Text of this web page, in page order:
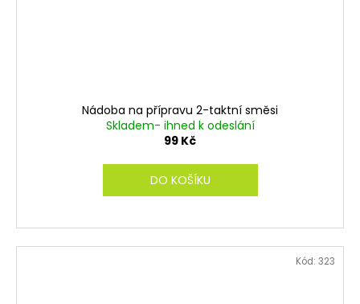
Nádoba na přípravu 2-taktní směsi
Skladem- ihned k odeslání
99 Kč
DO KOŠÍKU
Kód: 323